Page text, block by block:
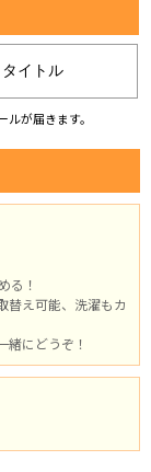
タイトル
が届きます。
る！
替え可能、洗濯もカ
緒にどうぞ！